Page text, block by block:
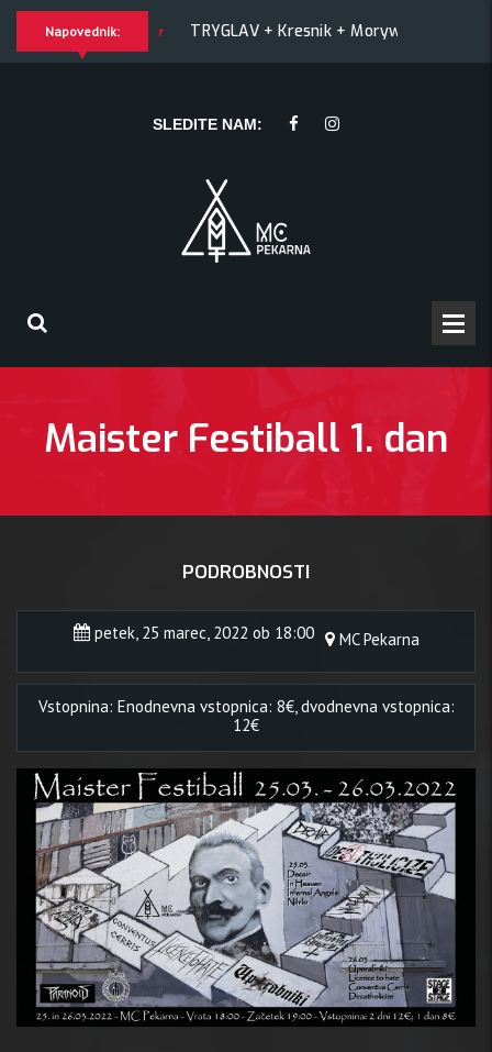
Napovednik:
+ Match! + Šesti TRYGLAV + Kresnik + Morywa
+ Morywa
SLEDITE NAM:
Maister Festiball 1. dan
PODROBNOSTI
petek, 25 marec, 2022 ob 18:00 MC Pekarna
Vstopnina: Enodnevna vstopnica: 8€, dvodnevna vstopnica:
12€